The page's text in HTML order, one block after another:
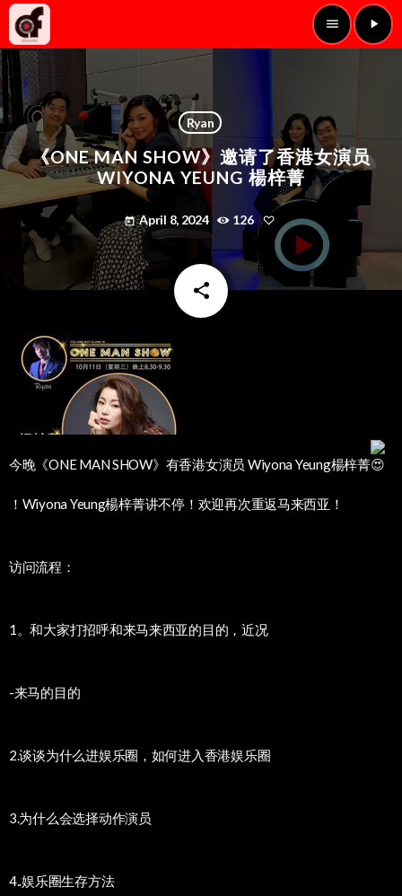
menu play_arrow
Ryan
《ONE MAN SHOW》邀请了香港女演员
WIYONA YEUNG 楊梓菁
today April 8, 2024 126
share
email
今晚《ONE MAN SHOW》有香港女演员 Wiyona Yeung楊梓菁
！ Wiyona Yeung楊梓菁讲不停！欢迎再次重返马来西亚！
访问流程：
1。和大家打招呼和来马来西亚的目的，近况
-来马的目的
2.谈谈为什么进娱乐圈，如何进入香港娱乐圈
3.为什么会选择动作演员
4..娱乐圈生存方法